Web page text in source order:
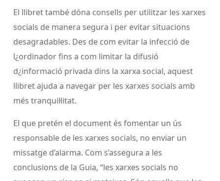
El llibret també dóna consells per utilitzar les xarxes
socials de manera segura i per evitar situacions
desagradables. Des de com evitar la infecció de
l¿ordinador fins a com limitar la difusió
d¿informació privada dins la xarxa social, aquest
llibret ajuda a navegar per les xarxes socials amb
més tranquil·litat.
El que pretén el document és fomentar un ús
responsable de les xarxes socials, no enviar un
missatge d’alarma. Com s’assegura a les
conclusions de la Guia, “les xarxes socials no